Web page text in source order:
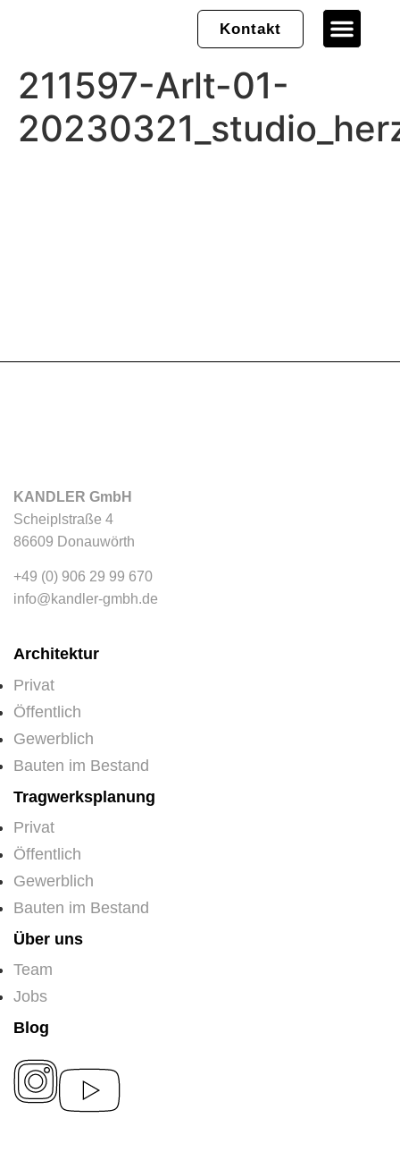
Kontakt
211597-Arlt-01-
KANDLER GmbH
Scheiplstraße 4
86609 Donauwörth
+49 (0) 906 29 99 670
info@kandler-gmbh.de
Architektur
Privat
Öffentlich
Gewerblich
Bauten im Bestand
Tragwerksplanung
Privat
Öffentlich
Gewerblich
Bauten im Bestand
Über uns
Team
Jobs
Blog